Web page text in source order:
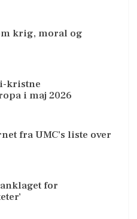
krig, moral og
kristne
i maj 2026
fra UMC’s liste over
for